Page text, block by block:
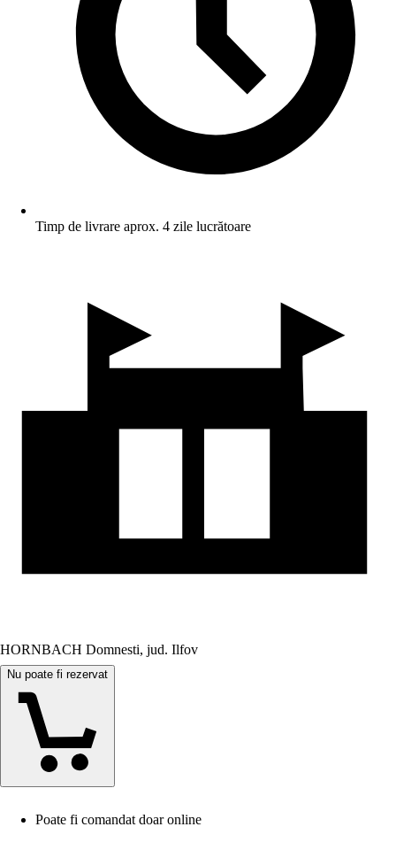
Timp de livrare aprox. 4 zile lucrătoare
HORNBACH Domnesti, jud. Ilfov
Nu poate fi rezervat
Poate fi comandat doar online